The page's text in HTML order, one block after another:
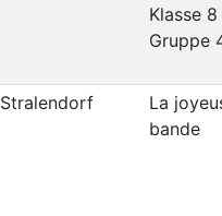
Klasse 8
Gruppe
Stralendorf
La
bande